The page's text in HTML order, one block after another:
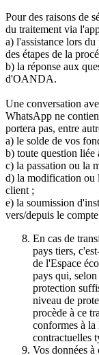
Pour des raisons de
du traitement via
a) l'assistance lors
des étapes de la
b) la réponse aux
d'OANDA.
Une conversation
WhatsApp ne
portera pas, entre
a) le solde de vos
b) toute question liée
c) la passation ou la
d) la modification ou
client ;
e) la soumission
vers/depuis le
En cas de
pays tiers,
de l'Espace
pays qui,
protection
niveau de
procède à ce
conformes à la
contractuelles
Vos données à